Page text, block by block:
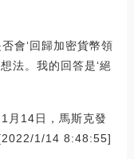
會‘回歸加密貨幣領
法。我的回答是‘絕
月14日，馬斯克發
1/14 8:48:55]